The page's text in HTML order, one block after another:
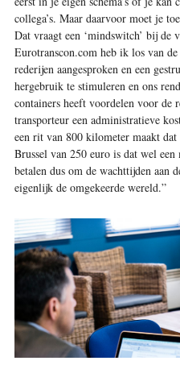
collega’s. Maar daarvoor moet je
Dat vraagt een ‘mindswitch’ bij de
Eurotranscon.com heb ik los van
rederijen aangesproken en een
hergebruik te stimuleren en ons
containers heeft voordelen voor de
transporteur een administratieve
een rit van 800 kilometer maakt
Brussel van 250 euro is dat wel
betalen dus om de wachttijden aan
eigenlijk de omgekeerde wereld.”